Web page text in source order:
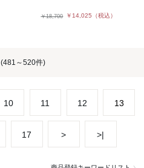
￥18,700 ￥14,025 （税込）
(481～520件)
10 11 12 13
17 > >|